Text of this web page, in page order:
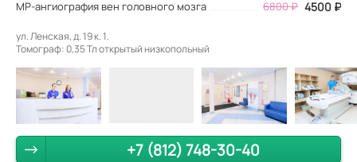
МР-ангиография вен головного мозга 6800₽ 4500 ₽
ул. Ленская, д. 19 к. 1.
Томограф: 0,35 Тл открытый низкопольный
+7 (812) 748-30-40